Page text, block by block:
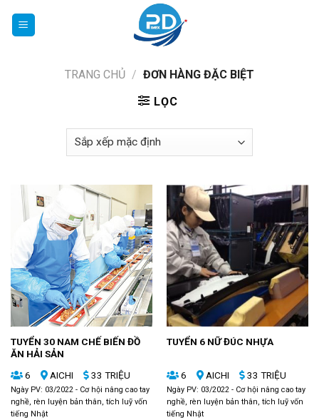
TRANG CHỦ / ĐƠN HÀNG ĐẶC BIỆT
LỌC
TUYỂN 30 NAM CHẾ BIẾN ĐỒ
ĂN HẢI SẢN
6
AICHI 33 TRIỆU
Ngày PV: 03/2022 - Cơ hội nâng cao tay
nghề, rèn luyện bản thân, tích luỹ vốn
tiếng Nhật
TUYỂN 6 NỮ ĐÚC NHỰA
6 AICHI 33 TRIỆU
Ngày PV: 03/2022 - Cơ hội nâng cao tay
nghề, rèn luyện bản thân, tích luỹ vốn
tiếng Nhật